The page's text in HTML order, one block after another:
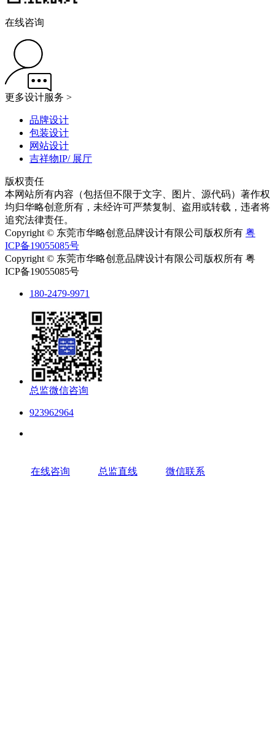
在线咨询
更多设计服务 >
品牌设计
包装设计
网站设计
吉祥物IP/ 展厅
版权责任
本网站所有内容（包括但不限于文字、图片、源代码）著作权
均归华略创意所有，未经许可严禁复制、盗用或转载，违者将
追究法律责任。
Copyright © 东莞市华略创意品牌设计有限公司版权所有 粤
ICP备19055085号
Copyright © 东莞市华略创意品牌设计有限公司版权所有 粤
ICP备19055085号
180-2479-9971
总监微信咨询
923962964
在线咨询 总监直线 微信联系